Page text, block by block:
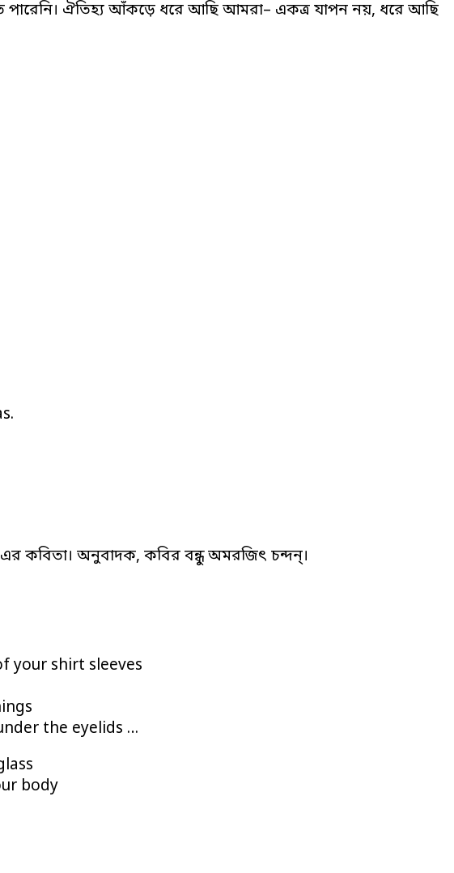
পারেনি। ঐতিহ্য আঁকড়ে ধরে আছি আমরা– একত্র যাপন নয়, ধরে আছি
এর কবিতা। অনুবাদক, কবির বন্ধু অমরজিৎ চন্দন্‌।
your shirt sleeves
the eyelids …
body